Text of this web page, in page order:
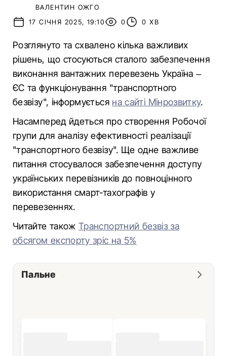
ВАЛЕНТИН ОЖГО
17 СІЧНЯ 2025, 19:10
0 0 ХВ
Розглянуто та схвалено кілька важливих
рішень, що стосуються сталого забезпечення
виконання вантажних перевезень Україна –
ЄС та функціонування "транспортного
безвізу", інформується на сайті Мінрозвитку.
Насамперед йдеться про створення Робочої
групи для аналізу ефективності реалізації
"транспортного безвізу". Ще одне важливе
питання стосувалося забезпечення доступу
українських перевізників до повноцінного
використання смарт-тахографів у
перевезеннях.
Читайте такожТранспортний безвіз за
обсягом експорту зріс на 5%
Пальне